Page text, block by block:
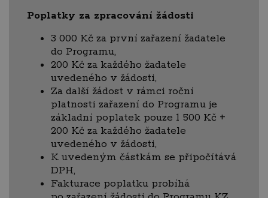
Poplatky za zpracování žádosti
3 000 Kč za první zařazení žadatele
do Programu,
200 Kč za každého žadatele
uvedeného v žádosti,
Za další žádost v rámci roční
platnosti zařazení do Programu je
základní poplatek pouze 1 500 Kč +
200 Kč za každého žadatele
uvedeného v žádosti,
K uvedeným částkám se připočítává
DPH,
Fakturace poplatku probíhá